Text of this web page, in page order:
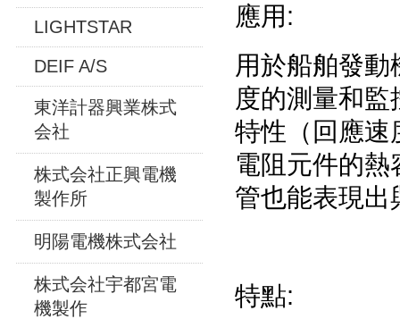
LIGHTSTAR
DEIF A/S
東洋計器興業株式
会社
株式会社正興電機
製作所
明陽電機株式会社
株式会社宇都宮電
機製作
應用:
用於船舶發
度的測量和
特性（回應速
電阻元件的
管也能表現出
特點: